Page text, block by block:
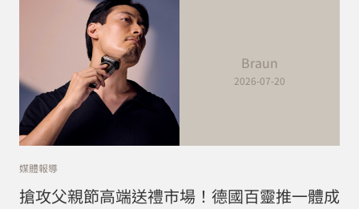
Braun
2026-07-20
媒體報導
搶攻父親節高端送禮市場！德國百靈推一體成